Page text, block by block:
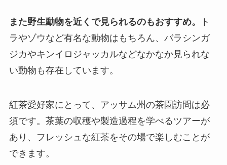
また野生動物を近くで見られるのもおすすめ。
ト
ラやゾウなど有名な動物はもちろん、バラシンガ
ジカやキンイロジャッカルなどなかなか見られな
い動物も存在しています。
紅茶愛好家にとって、アッサム州の茶園訪問は必
須です。茶葉の収穫や製造過程を学べるツアーが
あり、フレッシュな紅茶をその場で楽しむことが
できます。